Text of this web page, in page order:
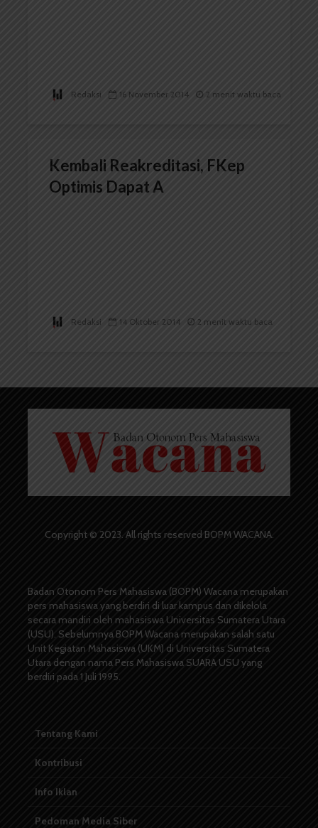
Redaksi 16 November 2014 2 menit waktu baca
Kembali Reakreditasi, FKep
Optimis Dapat A
Redaksi 14 Oktober 2014 2 menit waktu baca
Copyright © 2023. All rights reserved BOPM WACANA.
Badan Otonom Pers Mahasiswa (BOPM) Wacana merupakan
pers mahasiswa yang berdiri di luar kampus dan dikelola
secara mandiri oleh mahasiswa Universitas Sumatera Utara
(USU). Sebelumnya BOPM Wacana merupakan salah satu
Unit Kegiatan Mahasiswa (UKM) di Universitas Sumatera
Utara dengan nama Pers Mahasiswa SUARA USU yang
berdiri pada 1 Juli 1995.
Tentang Kami
Kontribusi
Info Iklan
Pedoman Media Siber